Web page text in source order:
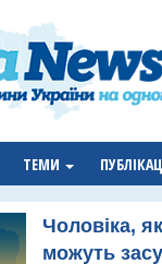
ТЕМИ
Чоловіка,
можуть